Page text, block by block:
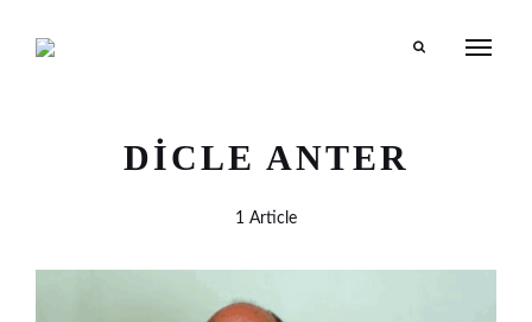
DICLE ANTER
1 Article